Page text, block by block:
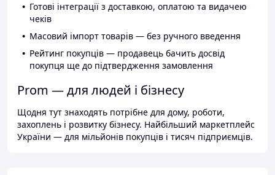
Готові інтеграції з доставкою, оплатою та видачею
чеків
Масовий імпорт товарів — без ручного введення
Рейтинг покупців — продавець бачить досвід
покупця ще до підтвердження замовлення
Prom — для людей і бізнесу
Щодня тут знаходять потрібне для дому, роботи,
захоплень і розвитку бізнесу. Найбільший маркетплейс
України — для мільйонів покупців і тисяч підприємців.